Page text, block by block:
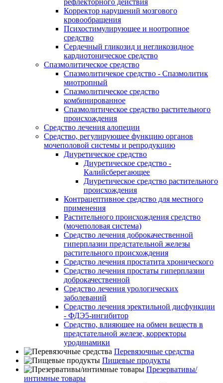
Корректор нарушений мозгового
кровообращения
Психостимулирующее и ноотропное
средство
Сердечный гликозид и негликозидное
кардиотоническое средство
Спазмолитическое средство
Спазмолитичекое средство - Спазмолитик
миотропный
Спазмолитическое средство
комбинированное
Спазмолитическое средство растительного
происхождения
Средство лечения алопеции
Средство, регулирующее функцию органов
мочеполовой системы и репродукцию
Диуретическое средство
Диуретическое средство -
Калийсберегающее
Диуретическое средство растительного
происхождения
Контрацептивное средство для местного
применения
Растительного происхождения средство
(мочеполовая система)
Средство лечения доброкачественной
гиперплазии предстательной железы
растительного происхождения
Средство лечения простатита хронического
Средство лечения простаты гиперплазии
доброкачественной
Средство лечения урологических
заболеваний
Средство лечения эректильной дисфункции
- ФДЭ5-ингибитор
Средство, влияющее на обмен веществ в
предстательной железе, корректоры
уродинамики
Перевязочные средства
Пищевые продукты
Презервативы/
интимные товары